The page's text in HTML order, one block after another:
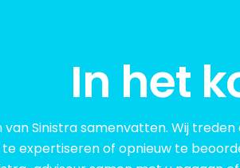
In het
Sinistra samenvatten. Wij
expertiseren of opnieuw te